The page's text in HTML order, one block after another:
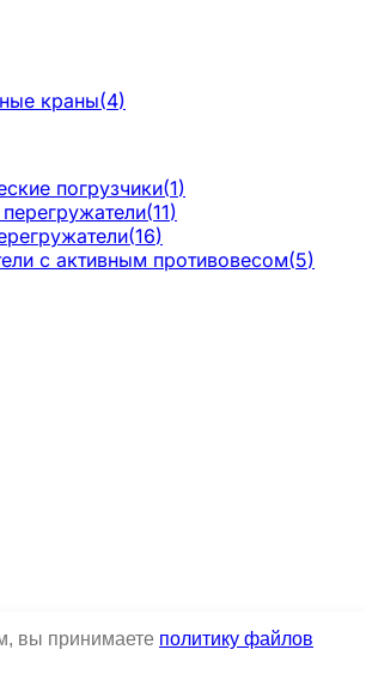
краны(4)
погрузчики(1)
(11)
(16)
с активным противовесом(5)
вы принимаете политику файлов